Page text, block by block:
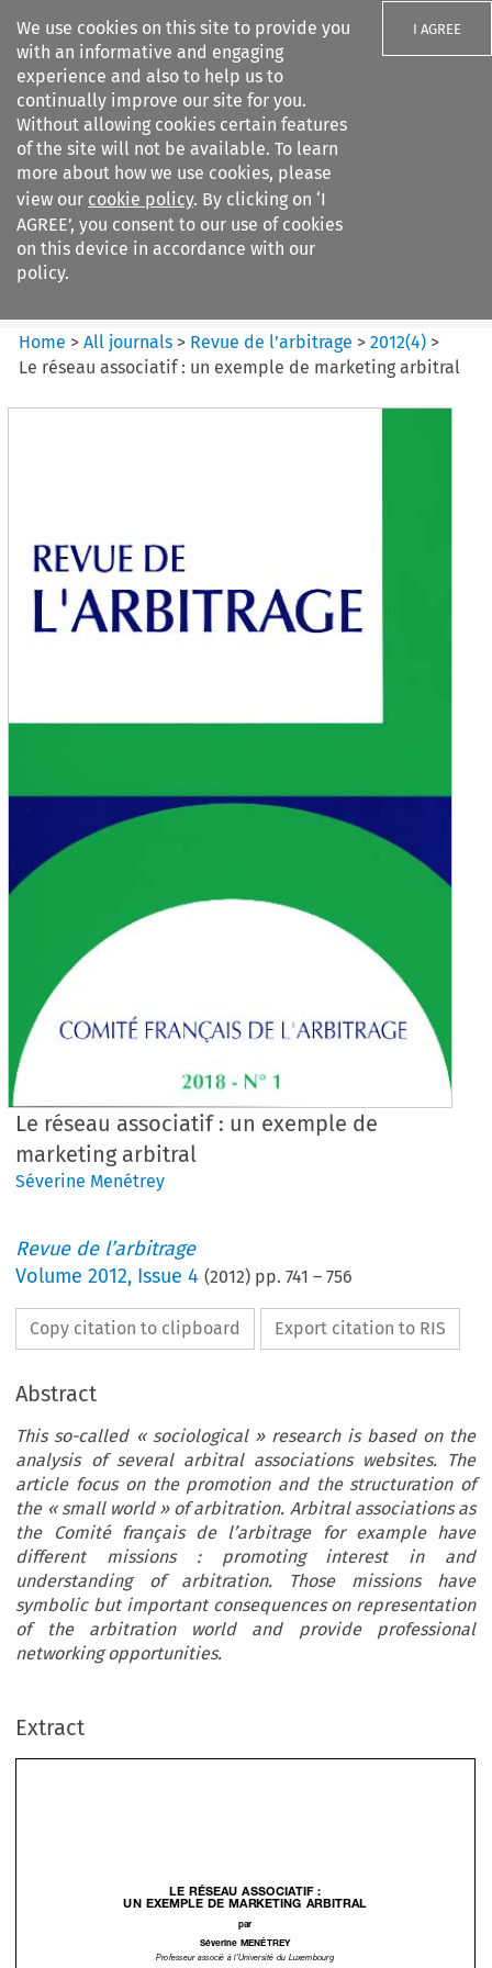
We use cookies on this site to provide you
with an informative and engaging
experience and also to help us to
continually improve our site for you.
Without allowing cookies certain features
of the site will not be available. To learn
more about how we use cookies, please
view our cookie policy. By clicking on ‘I
AGREE’, you consent to our use of cookies
on this device in accordance with our
policy.
I AGREE
Search filters
Revue de
l%E2%80%99arbitrage
Home >All journals > Revue de l’arbitrage >2012(4) >
Le réseau associatif : un exemple de marketing arbitral
Le réseau associatif : un exemple de
marketing arbitral
Séverine Menétrey
Revue de l’arbitrage
Volume2012, Issue 4 (2012) pp.741 –756
Copy citation to clipboard Export citation to RIS
Abstract
This so-called « sociological » research is based on the
analysis of several arbitral associations websites. The
article focus on the promotion and the structuration of
the « small world » of arbitration. Arbitral associations as
the Comité français de l’arbitrage for example have
different missions : promoting interest in and
understanding of arbitration. Those missions have
symbolic but important consequences on representation
of the arbitration world and provide professional
networking opportunities.
Extract
   
    

 
     
EXEMPLE DE MARKETING ARBITRAL
par
MENÉTREY
associé à l’Université du